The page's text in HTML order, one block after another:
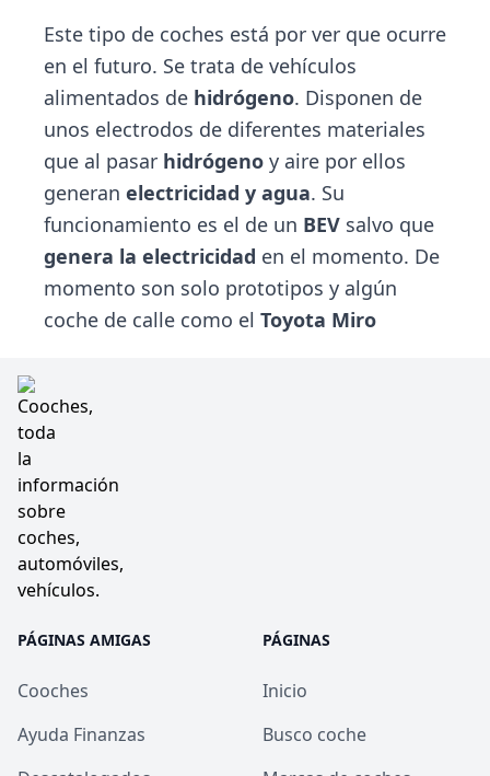
Este tipo de coches está por ver que ocurre
en el futuro. Se trata de vehículos
alimentados de hidrógeno. Disponen de
unos electrodos de diferentes materiales
que al pasar hidrógeno y aire por ellos
generan electricidad y agua. Su
funcionamiento es el de un BEV salvo que
genera la electricidad en el momento. De
momento son solo prototipos y algún
coche de calle como el Toyota Miro
PÁGINAS AMIGAS
Cooches
Ayuda Finanzas
PÁGINAS
Inicio
Busco coche